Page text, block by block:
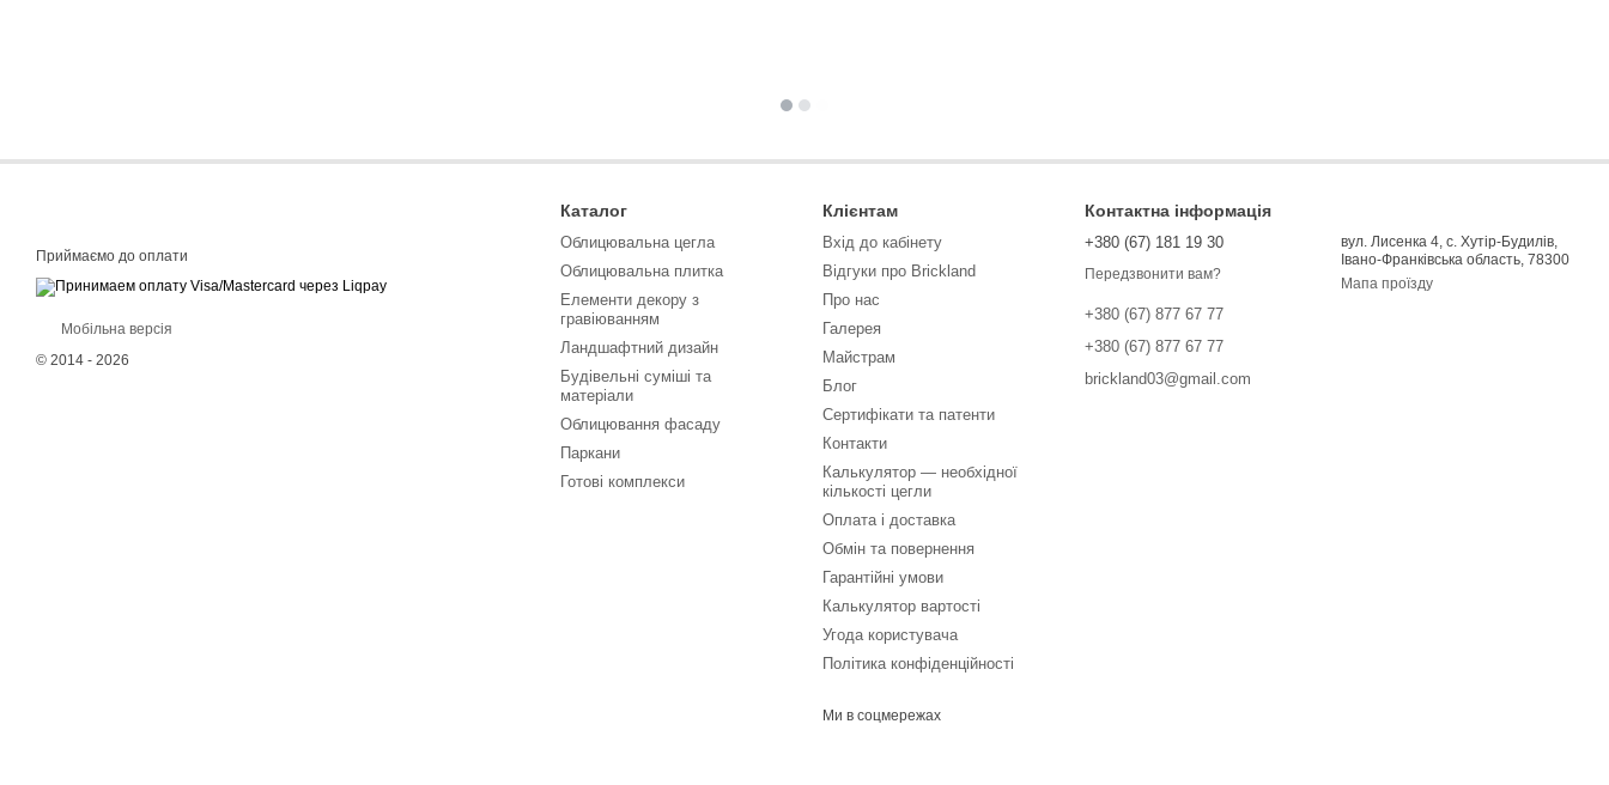
Приймаємо до оплати
Мобільна версія
© 2014 - 2026
Каталог
Облицювальна цегла
Облицювальна плитка
Елементи декору з
гравіюванням
Ландшафтний дизайн
Будівельні суміші та
матеріали
Облицювання фасаду
Паркани
Готові комплекси
Клієнтам
Вхід до кабінету
Відгуки про Brickland
Про нас
Галерея
Майстрам
Блог
Сертифікати та патенти
Контакти
Калькулятор — необхідної
кількості цегли
Оплата і доставка
Обмін та повернення
Гарантійні умови
Калькулятор вартості
Угода користувача
Політика конфіденційності
Ми в соцмережах
Контактна інформація
+380 (67) 181 19 30
Передзвонити вам?
+380 (67) 877 67 77
+380 (67) 877 67 77
brickland03@gmail.com
вул. Лисенка 4, с. Хутір-Будилів,
Івано-Франківська область, 78300
Мапа проїзду